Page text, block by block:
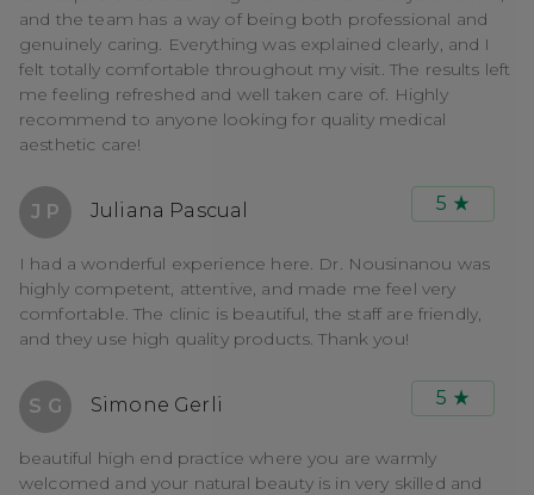
and the team has a way of being both professional and
genuinely caring. Everything was explained clearly, and I
felt totally comfortable throughout my visit. The results left
me feeling refreshed and well taken care of. Highly
recommend to anyone looking for quality medical
aesthetic care!
J P Juliana Pascual 5
I had a wonderful experience here. Dr. Nousinanou was
highly competent, attentive, and made me feel very
comfortable. The clinic is beautiful, the staff are friendly,
and they use high quality products. Thank you!
S G Simone Gerli 5
beautiful high end practice where you are warmly
welcomed and your natural beauty is in very skilled and